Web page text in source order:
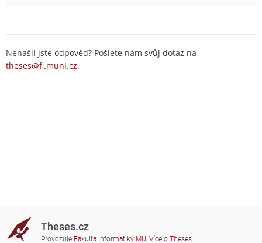
Nenašli jste odpověď? Pošlete nám svůj dotaz na
theses@fi.muni.cz.
Theses.cz
Provozuje Fakulta informatiky MU, Více o Theses